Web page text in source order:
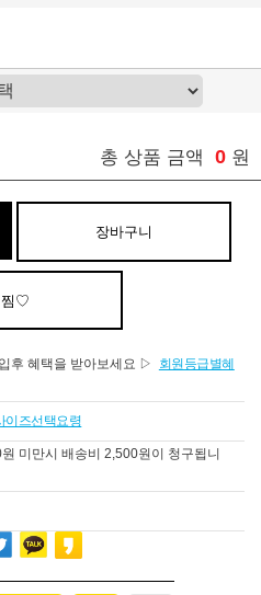
총 상품 금액 0 원
장바구니
찜♡
후 혜택을 받아보세요 ▷
회원등급별혜
이즈선택요령
미만시 배송비 2,500원이 청구됩니